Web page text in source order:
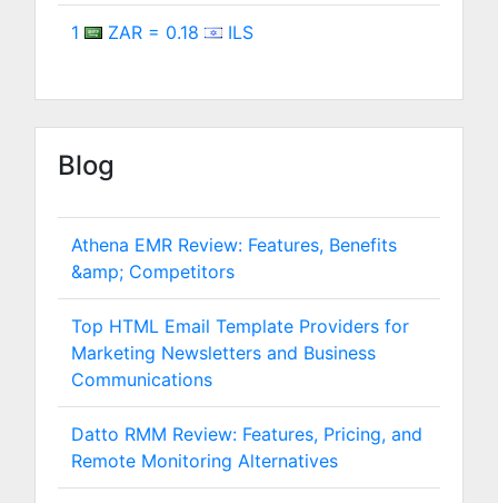
1 ZAR = 0.18 ILS
Blog
Athena EMR Review: Features, Benefits
&amp; Competitors
Top HTML Email Template Providers for
Marketing Newsletters and Business
Communications
Datto RMM Review: Features, Pricing, and
Remote Monitoring Alternatives